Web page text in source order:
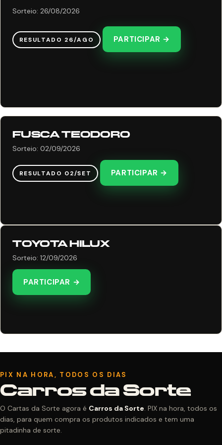
Sorteio: 26/08/2026
RESULTADO 26/AGO PARTICIPAR →
FUSCA TEODORO
Sorteio: 02/09/2026
RESULTADO 02/SET PARTICIPAR →
TOYOTA HILUX
Sorteio: 12/09/2026
PARTICIPAR →
PIX NA HORA, TODOS OS DIAS
Carros da Sorte
O Cartas da Sorte agora é Carros da Sorte. PIX na hora, todos os
dias, para quem compra os produtos indicados e tem uma
pitadinha de sorte.